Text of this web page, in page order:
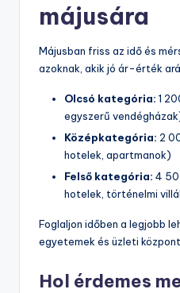
májusára
Májusban friss az idő és
azoknak, akik jó ár-érték
Olcsó kategória: 1
egyszerű
Középkategória: 2
hotelek, apartmanok)
Felső kategória: 4
hotelek, történelmi
Foglaljon időben a legjobb
egyetemek és üzleti
Hol érdemes